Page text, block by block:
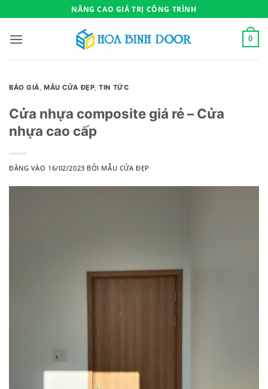
qua
nội
NÂNG CAO GIÁ TRỊ CÔNG TRÌNH
0
BÁO GIÁ,MẪU CỬA ĐẸP,TIN TỨC
Cửa nhựa composite giá rẻ – Cửa
nhựa cao cấp
ĐĂNG VÀO 16/02/2023 BỞI MẪU CỬA ĐẸP